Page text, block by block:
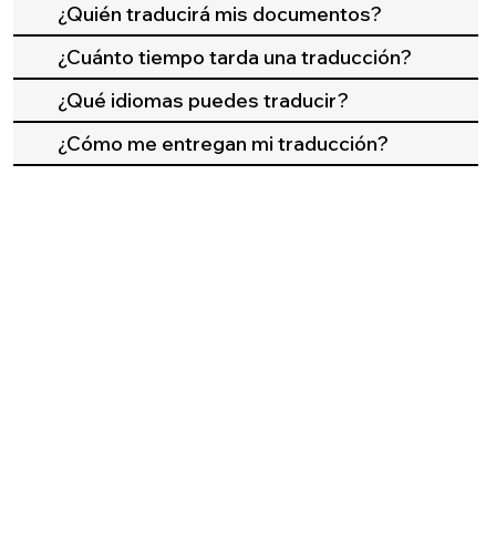
¿Quién traducirá mis documentos?
¿Cuánto tiempo tarda una traducción?
¿Qué idiomas puedes traducir?
¿Cómo me entregan mi traducción?